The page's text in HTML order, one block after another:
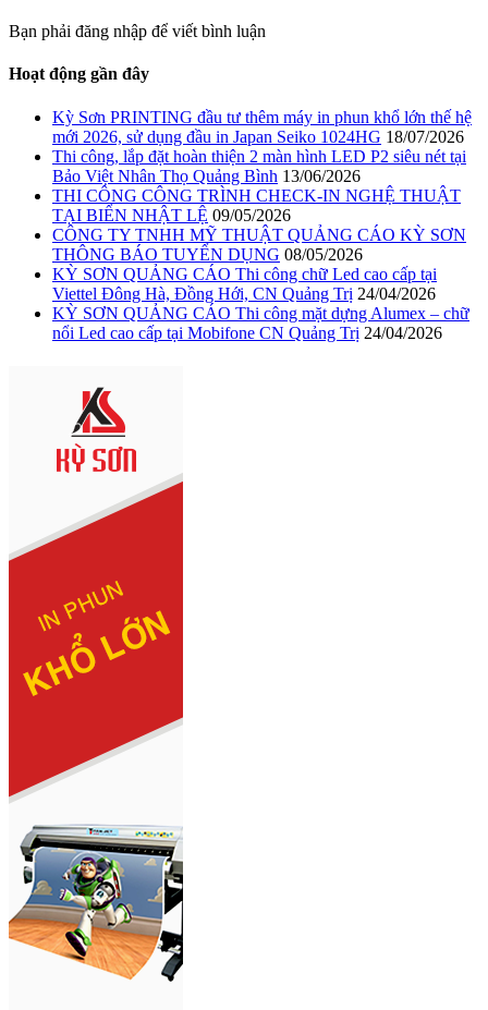
Bạn phải đăng nhập để viết bình luận
Hoạt động gần đây
Kỳ Sơn PRINTING đầu tư thêm máy in phun khổ lớn thế hệ
mới 2026, sử dụng đầu in Japan Seiko 1024HG 18/07/2026
Thi công, lắp đặt hoàn thiện 2 màn hình LED P2 siêu nét tại
Bảo Việt Nhân Thọ Quảng Bình 13/06/2026
THI CÔNG CÔNG TRÌNH CHECK-IN NGHỆ THUẬT
TẠI BIỂN NHẬT LỆ 09/05/2026
CÔNG TY TNHH MỸ THUẬT QUẢNG CÁO KỲ SƠN
THÔNG BÁO TUYỂN DỤNG 08/05/2026
KỲ SƠN QUẢNG CÁO Thi công chữ Led cao cấp tại
Viettel Đông Hà, Đồng Hới, CN Quảng Trị 24/04/2026
KỲ SƠN QUẢNG CÁO Thi công mặt dựng Alumex – chữ
nổi Led cao cấp tại Mobifone CN Quảng Trị 24/04/2026